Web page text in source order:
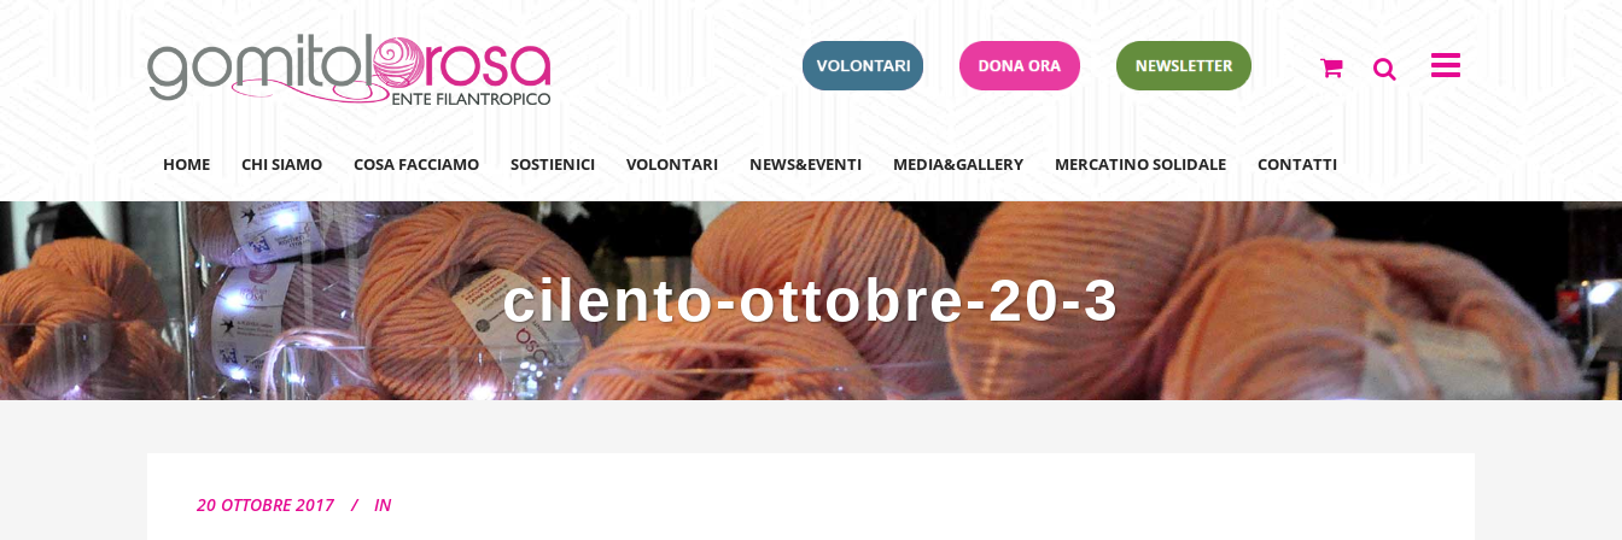
HOME CHI SIAMO COSA FACCIAMO
Lanaterapia
Ricerca
Sensibilizzazione
SOSTIENICI
Adotta un Ospedale
Team Building
VOLONTARI NEWS&EVENTI MEDIA&GALLERY MERCATINO SOLIDALE CONTATTI
cilento-ottobre-20-3
20 OTTOBRE 2017 IN